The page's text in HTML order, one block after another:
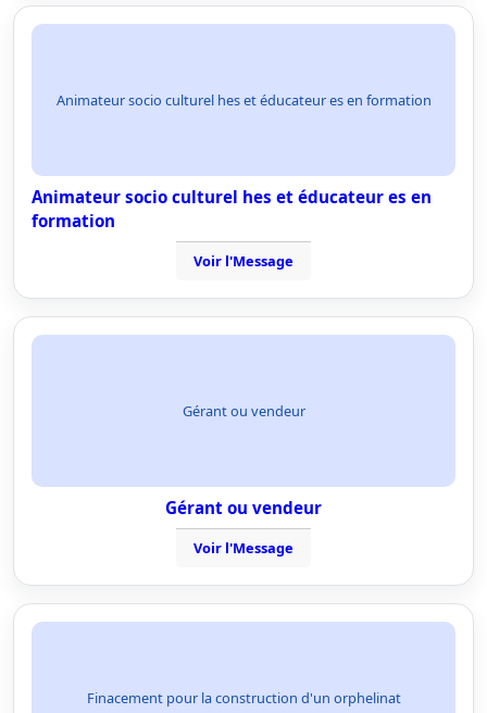
Animateur socio culturel hes et éducateur es en formation
Animateur socio culturel hes et éducateur es en
formation
Voir l'Message
Gérant ou vendeur
Gérant ou vendeur
Voir l'Message
Finacement pour la construction d'un orphelinat